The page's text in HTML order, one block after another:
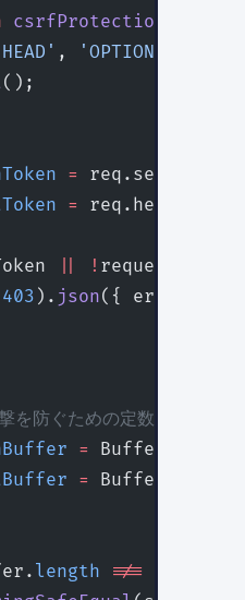
csrfProtection
, 'OPTIONS'
();
=
= req.headers[
!
403 ). json({ error:
防ぐための定数時間比較
= Buffer.
= Buffer.
length !==